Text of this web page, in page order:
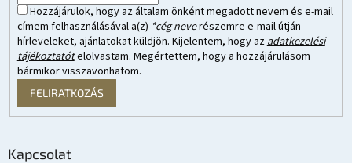
Hozzájárulok, hogy az általam önként megadott nevem és e-mail
címem felhasználásával a(z) *cég neverészemre e-mail útján
hírleveleket, ajánlatokat küldjön. Kijelentem, hogy azadatkezelési
tájékoztatótelolvastam. Megértettem, hogy a hozzájárulásom
bármikor visszavonhatom.
FELIRATKOZÁS
Kapcsolat